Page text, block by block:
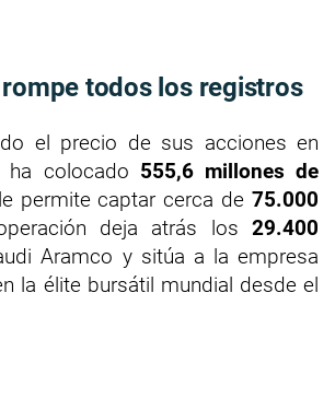
rompe todos los registros
el precio de sus acciones en
ha colocado 555,6 millones de
permite captar cerca de 75.000
deja atrás los 29.400
Aramco y sitúa a la empresa
la élite bursátil mundial desde el